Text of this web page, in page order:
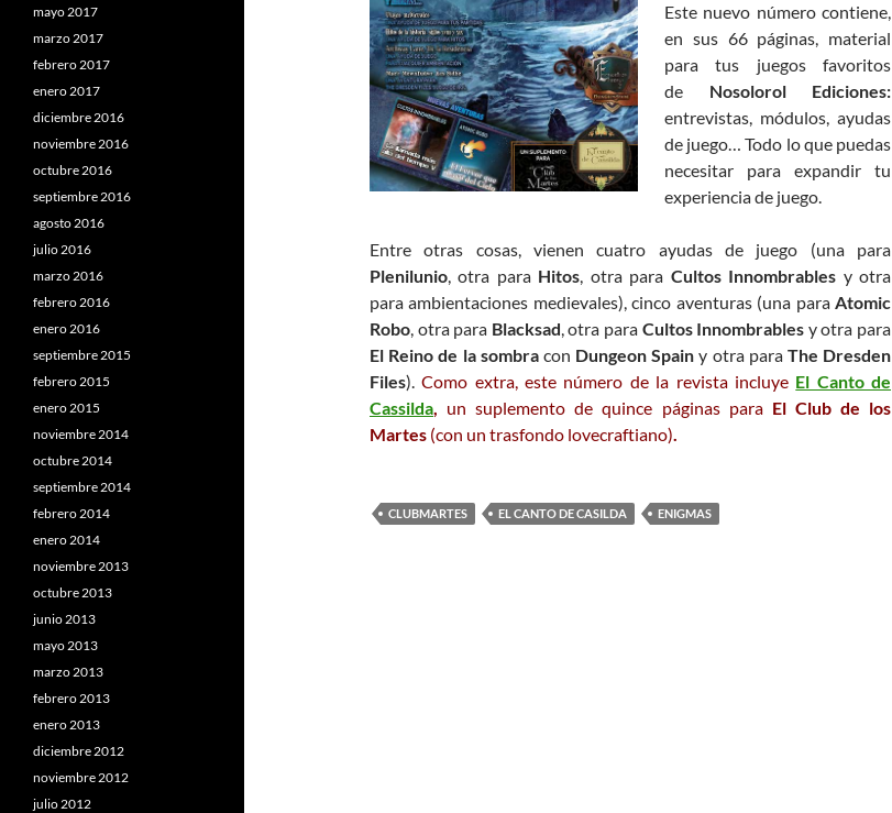
Este nuevo número contiene,
en sus 66 páginas, material
para tus juegos favoritos
de Nosolorol Ediciones:
entrevistas, módulos, ayudas
de juego… Todo lo que puedas
necesitar para expandir tu
experiencia de juego.
Entre otras cosas, vienen cuatro ayudas de juego (una para
Plenilunio, otra para Hitos, otra para Cultos Innombrables y otra
para ambientaciones medievales), cinco aventuras (una para Atomic
Robo, otra para Blacksad, otra para Cultos Innombrables y otra para
El Reino de la sombracon Dungeon Spain y otra para The Dresden
Files).Como extra, este número de la revista incluye El Canto de
Cassilda, un suplemento de quince páginas para El Club de los
Martes (con un trasfondo lovecraftiano).
CLUBMARTES EL CANTO DE CASILDA ENIGMAS
mayo 2017
marzo 2017
febrero 2017
enero 2017
diciembre 2016
noviembre 2016
octubre 2016
septiembre 2016
agosto 2016
julio 2016
marzo 2016
febrero 2016
enero 2016
septiembre 2015
febrero 2015
enero 2015
noviembre 2014
octubre 2014
septiembre 2014
febrero 2014
enero 2014
noviembre 2013
octubre 2013
junio 2013
mayo 2013
marzo 2013
febrero 2013
enero 2013
diciembre 2012
noviembre 2012
julio 2012